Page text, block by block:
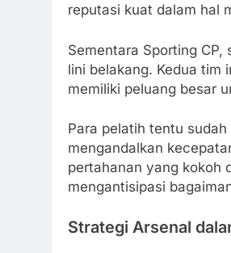
reputasi kuat dalam hal
Sementara Sporting
lini belakang. Kedua tim
memiliki peluang besar
Para pelatih tentu
mengandalkan
pertahanan yang kokoh
mengantisipasi
Strategi Arsenal